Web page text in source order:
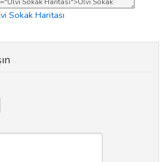
Sokak Haritası